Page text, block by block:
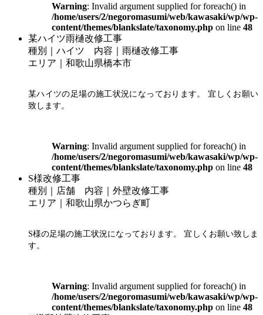
Warning: Invalid argument supplied for foreach() in
/home/users/2/negoromasumi/web/kawasaki/wp/wp-
content/themes/blankslate/taxonomy.php on line 48
某ハイツ雨樋改修工事
種別｜ハイツ 内容｜雨樋改修工事
エリア｜和歌山県橋本市
某ハイツの足場の施工状況になっております。 宜しくお願い
致します。
Warning: Invalid argument supplied for foreach() in
/home/users/2/negoromasumi/web/kawasaki/wp/wp-
content/themes/blankslate/taxonomy.php on line 48
S様改修工事
種別｜店舗 内容｜外壁改修工事
エリア｜和歌山県かつらぎ町
S様の足場の施工状況になっております。 宜しくお願い致しま
す。
Warning: Invalid argument supplied for foreach() in
/home/users/2/negoromasumi/web/kawasaki/wp/wp-
content/themes/blankslate/taxonomy.php on line 48